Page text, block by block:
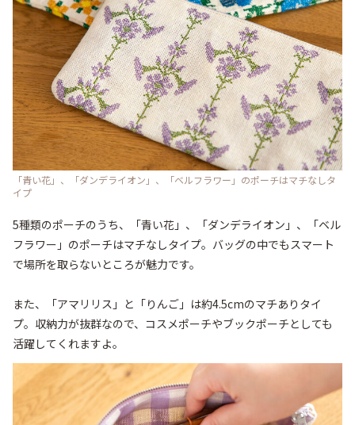
「青い花」、「ダンデライオン」、「ベルフラワー」のポーチはマチなしタ
イプ
5種類のポーチのうち、「青い花」、「ダンデライオン」、「ベル
フラワー」のポーチはマチなしタイプ。バッグの中でもスマート
で場所を取らないところが魅力です。
また、「アマリリス」と「りんご」は約4.5cmのマチありタイ
プ。収納力が抜群なので、コスメポーチやブックポーチとしても
活躍してくれますよ。